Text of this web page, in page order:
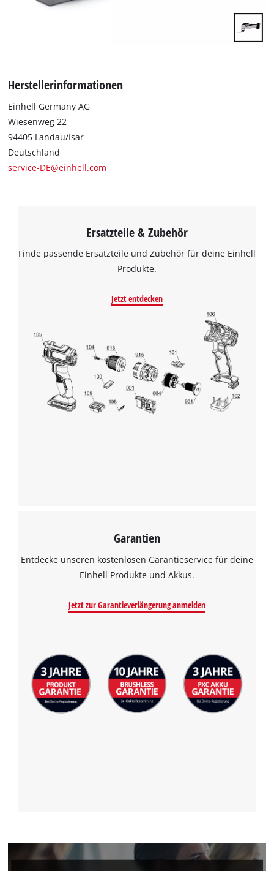
This content is not permitted to load due
to trackers that are not disclosed to the
Powered by
Herstellerinformationen
Einhell Germany AG
Wiesenweg 22
94405 Landau/Isar
Deutschland
service-DE@einhell.com
Ersatzteile & Zubehör
Finde passende Ersatzteile und Zubehör für deine Einhell
Produkte.
Jetzt entdecken
Garantien
Entdecke unseren kostenlosen Garantieservice für deine
Einhell Produkte und Akkus.
Jetzt zur Garantieverlängerung anmelden